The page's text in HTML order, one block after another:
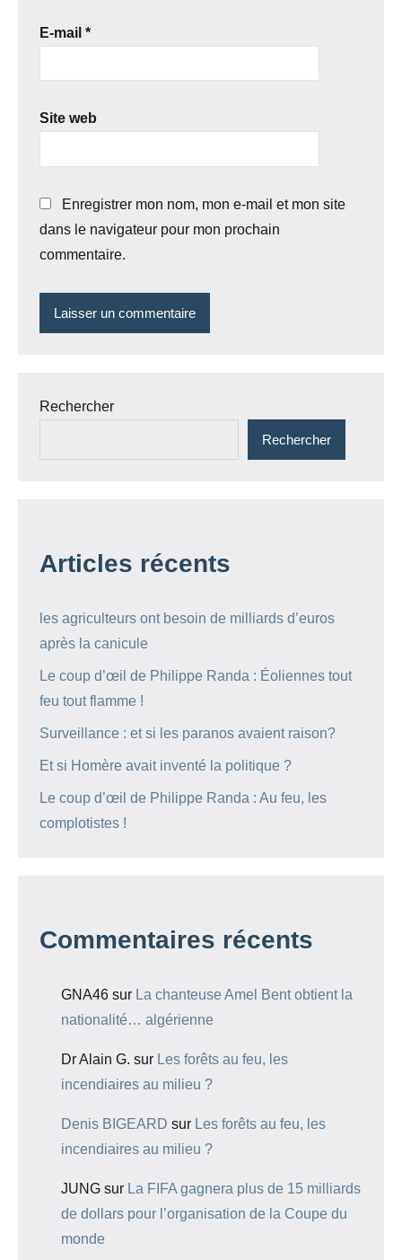
E-mail *
Site web
Enregistrer mon nom, mon e-mail et mon site
dans le navigateur pour mon prochain
commentaire.
Rechercher
Rechercher
Articles récents
les agriculteurs ont besoin de milliards d’euros
après la canicule
Le coup d’œil de Philippe Randa : Éoliennes tout
feu tout flamme !
Surveillance : et si les paranos avaient raison?
Et si Homère avait inventé la politique ?
Le coup d’œil de Philippe Randa : Au feu, les
complotistes !
Commentaires récents
GNA46 sur La chanteuse Amel Bent obtient la
nationalité… algérienne
Dr Alain G. sur Les forêts au feu, les
incendiaires au milieu ?
Denis BIGEARD sur Les forêts au feu, les
incendiaires au milieu ?
JUNG sur La FIFA gagnera plus de 15 milliards
de dollars pour l’organisation de la Coupe du
monde